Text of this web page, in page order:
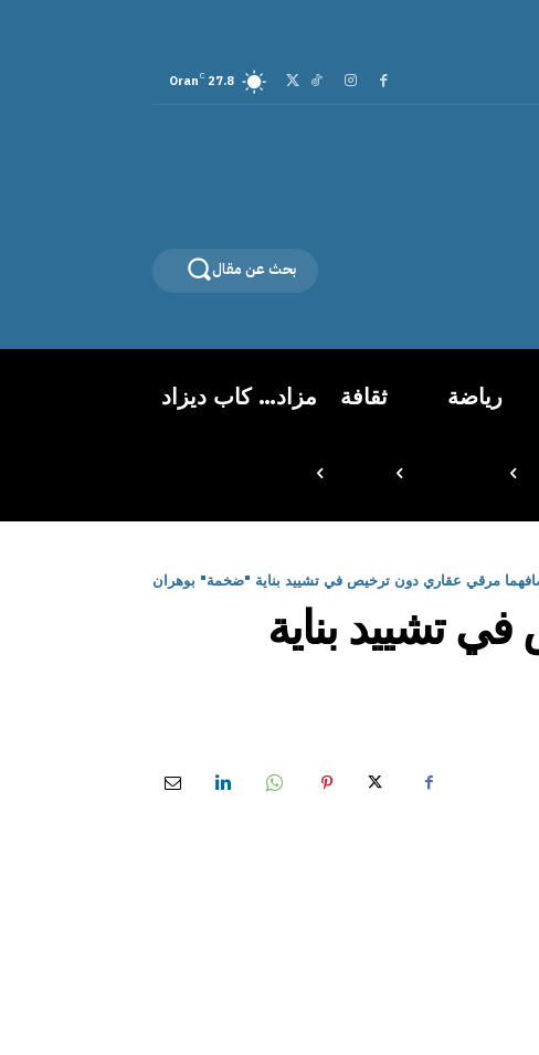
27.8
C
Oran
بحث عن مقال
رياضة ثقافة مزاد… كاب ديزاد
مرقي عقاري دون ترخيص في تشييد بناية "ضخمة" بوهران
تشييد بناية